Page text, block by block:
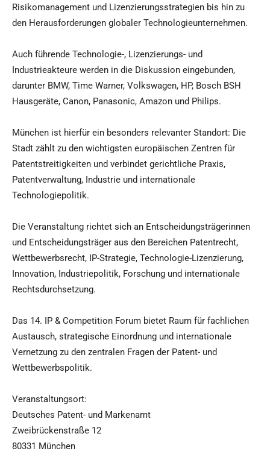
Risikomanagement und Lizenzierungsstrategien bis hin zu
den Herausforderungen globaler Technologieunternehmen.
Auch führende Technologie-, Lizenzierungs- und
Industrieakteure werden in die Diskussion eingebunden,
darunter BMW, Time Warner, Volkswagen, HP, Bosch BSH
Hausgeräte, Canon, Panasonic, Amazon und Philips.
München ist hierfür ein besonders relevanter Standort: Die
Stadt zählt zu den wichtigsten europäischen Zentren für
Patentstreitigkeiten und verbindet gerichtliche Praxis,
Patentverwaltung, Industrie und internationale
Technologiepolitik.
Die Veranstaltung richtet sich an Entscheidungsträgerinnen
und Entscheidungsträger aus den Bereichen Patentrecht,
Wettbewerbsrecht, IP-Strategie, Technologie-Lizenzierung,
Innovation, Industriepolitik, Forschung und internationale
Rechtsdurchsetzung.
Das 14. IP & Competition Forum bietet Raum für fachlichen
Austausch, strategische Einordnung und internationale
Vernetzung zu den zentralen Fragen der Patent- und
Wettbewerbspolitik.
Veranstaltungsort:
Deutsches Patent- und Markenamt
Zweibrückenstraße 12
80331 München